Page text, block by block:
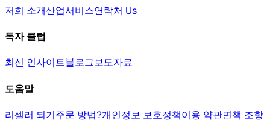
저희 소개산업서비스연락처 Us
독자 클럽
최신 인사이트블로그보도자료
도움말
리셀러 되기주문 방법?개인정보 보호정책이용 약관면책 조항